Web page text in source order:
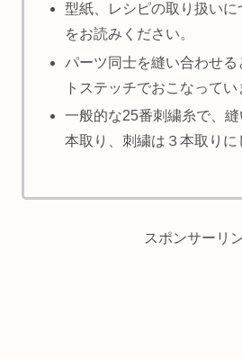
型紙、レシピの取り扱いに
をお読みください。
パーツ同士を縫い合わせる
トステッチでおこなってい
一般的な25番刺繍糸で、縫
本取り、刺繍は３本取りに
スポンサーリ